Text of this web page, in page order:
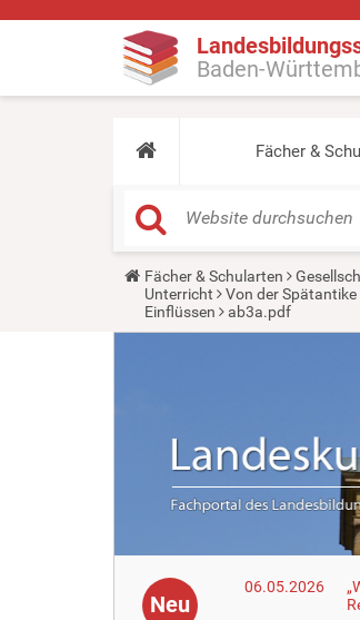
Baden-
Fächer &
Y
a
Fächer & Schularten
Unterricht
Von der Spätantike
Einflüssen
ab3a.pdf
Neu
06.05.2026